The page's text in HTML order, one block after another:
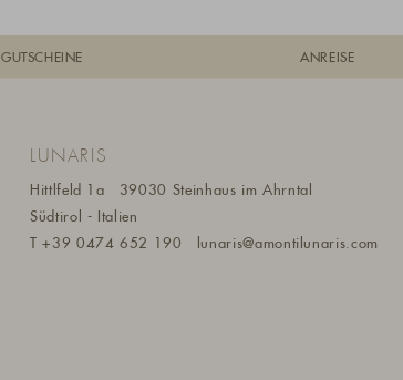
GUTSCHEINE ANREISE
LUNARIS
Hittlfeld 1a
39030 Steinhaus im Ahrntal
Südtirol - Italien
T+39 0474 652 190 lunaris@amontilunaris.com